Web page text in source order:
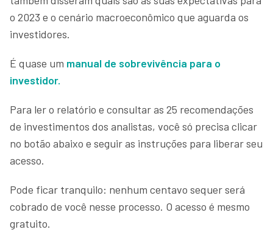
o 2023 e o cenário macroeconômico que aguarda os
investidores.
É quase um manual de sobrevivência para o
investidor.
Para ler o relatório e consultar as 25 recomendações
de investimentos dos analistas, você só precisa clicar
no botão abaixo e seguir as instruções para liberar seu
acesso.
Pode ficar tranquilo: nenhum centavo sequer será
cobrado de você nesse processo. O acesso é mesmo
gratuito.